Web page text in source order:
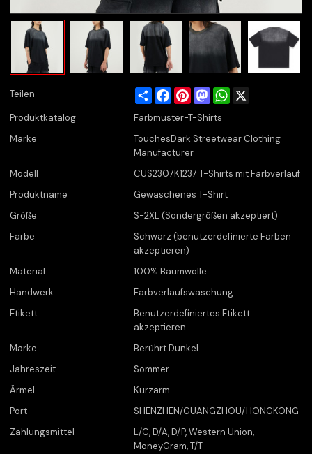
Teilen ShareFacebook
PinterestMastodonWhatsApp
Produktkatalog
Farbmuster-T-Shirts
Marke
TouchesDark Streetwear Clothing
Manufacturer
Modell
CUS2307K1237 T-Shirts mit Farbverlauf
Produktname
Gewaschenes T-Shirt
Größe
S-2XL (Sondergrößen akzeptiert)
Farbe
Schwarz (benutzerdefinierte Farben
akzeptieren)
Material
100% Baumwolle
Handwerk
Farbverlaufswaschung
Etikett
Benutzerdefiniertes Etikett
akzeptieren
Marke
Berührt Dunkel
Jahreszeit
Sommer
Ärmel
Kurzarm
Port
SHENZHEN/GUANGZHOU/HONGKONG
Zahlungsmittel
L/C, D/A, D/P, Western Union,
MoneyGram, T/T